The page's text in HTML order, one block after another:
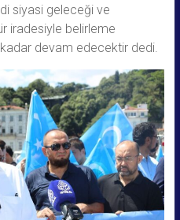
siyasi geleceği ve
iradesiyle belirleme
devam edecektir dedi.